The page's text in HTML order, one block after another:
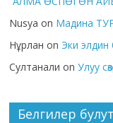
Nusya on Мадина
Нұрлан on Эки
Султанали onУлуу
Белгилер